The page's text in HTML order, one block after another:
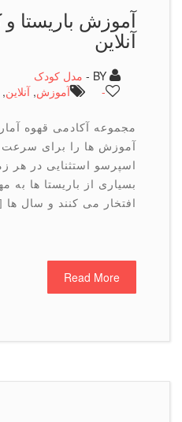
آموزش باریستا و
مدل کودک
آموزش,آنلاین, رپورتاژ,
مجموعه آکادمی قهوه آمارو برخی
آموزش ها را برای سرعت
اسپرسو استثنایی در هر زمان
بسیاری از باریستا ها به مهارت
افتخار می کنند و سال ها […]
Read More